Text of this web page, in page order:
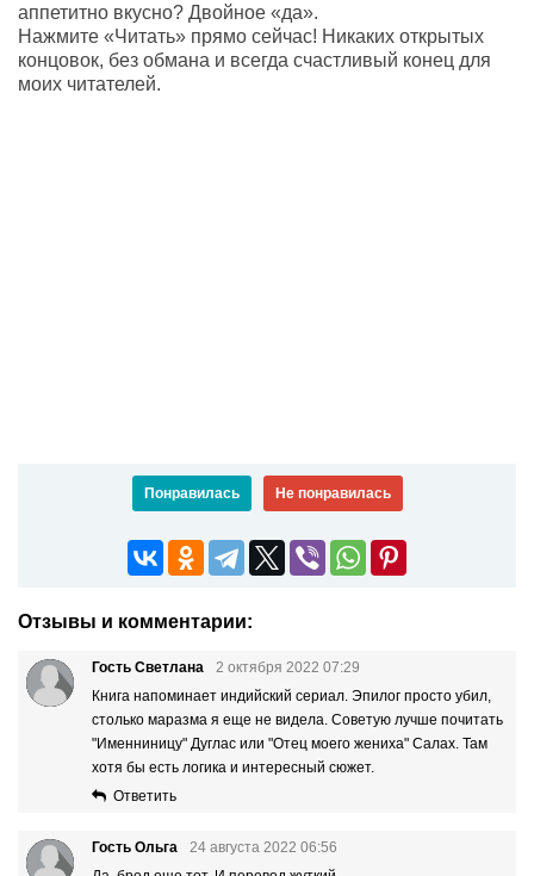
аппетитно вкусно? Двойное «да».
Нажмите «Читать» прямо сейчас! Никаких открытых
концовок, без обмана и всегда счастливый конец для
моих читателей.
Понравилась Не понравилась
Отзывы и комментарии:
Гость Светлана
2 октября 2022 07:29
Книга напоминает индийский сериал. Эпилог просто убил,
столько маразма я еще не видела. Советую лучше почитать
"Именниницу" Дуглас или "Отец моего жениха" Салах. Там
хотя бы есть логика и интересный сюжет.
Ответить
Гость Ольга
24 августа 2022 06:56